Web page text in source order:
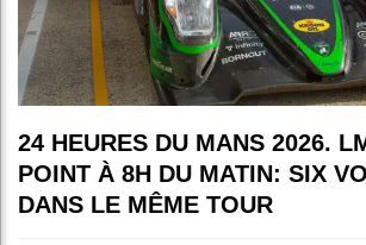
24 HEURES DU MANS 2026.
POINT À 8H DU MATIN: SIX
DANS LE MÊME TOUR